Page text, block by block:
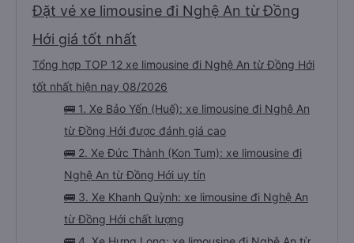
Đặt vé xe limousine đi Nghệ An từ Đồng
Hới giá tốt nhất
Tổng hợp TOP 12 xe limousine đi Nghệ An từ Đồng Hới
tốt nhất hiện nay 08/2026
🚌 1. Xe Bảo Yến (Huế): xe limousine đi Nghệ An
từ Đồng Hới được đánh giá cao
🚌 2. Xe Đức Thành (Kon Tum): xe limousine đi
Nghệ An từ Đồng Hới uy tín
🚌 3. Xe Khanh Quỳnh: xe limousine đi Nghệ An
từ Đồng Hới chất lượng